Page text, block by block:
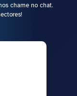
chame no chat.